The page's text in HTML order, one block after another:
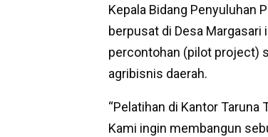
Kepala Bidang Penyuluhan
berpusat di Desa
percontohan (pilot project)
agribisnis daerah.
“Pelatihan di Kantor
Kami ingin membangun